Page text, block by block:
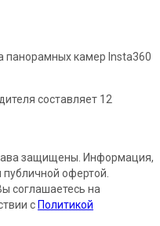
панорамных камер Insta360
составляет 12
защищены. Информация,
офертой.
соглашаетесь на
с Политикой